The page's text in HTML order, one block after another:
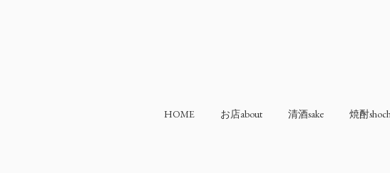
HOME お店about 清酒sake 焼酎